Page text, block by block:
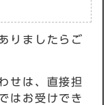
りましたらご
せは、直接担
はお受けでき